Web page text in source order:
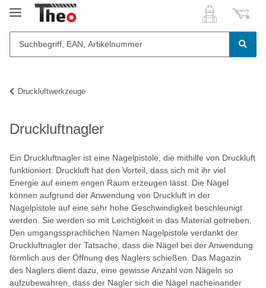
Druckluftwerkzeuge
Druckluftnagler
Ein Druckluftnagler ist eine Nagelpistole, die mithilfe von Druckluft
funktioniert. Druckluft hat den Vorteil, dass sich mit ihr viel
Energie auf einem engen Raum erzeugen lässt. Die Nägel
können aufgrund der Anwendung von Druckluft in der
Nagelpistole auf eine sehr hohe Geschwindigkeit beschleunigt
werden. Sie werden so mit Leichtigkeit in das Material getrieben.
Den umgangssprachlichen Namen Nagelpistole verdankt der
Druckluftnagler der Tatsache, dass die Nägel bei der Anwendung
förmlich aus der Öffnung des Naglers schießen. Das Magazin
des Naglers dient dazu, eine gewisse Anzahl von Nägeln so
aufzubewahren, dass der Nagler sich die Nägel nacheinander